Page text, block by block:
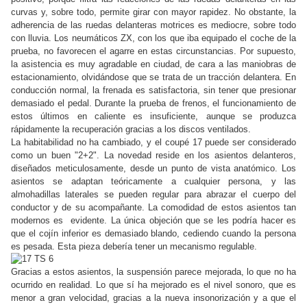
curvas y, sobre todo, permite girar con mayor rapidez. No obstante, la
adherencia de las ruedas delanteras motrices es mediocre, sobre todo
con lluvia. Los neumáticos ZX, con los que iba equipado el coche de la
prueba, no favorecen el agarre en estas circunstancias. Por supuesto,
la asistencia es muy agradable en ciudad, de cara a las maniobras de
estacionamiento, olvidándose que se trata de un tracción delantera. En
conducción normal, la frenada es satisfactoria, sin tener que presionar
demasiado el pedal. Durante la prueba de frenos, el funcionamiento de
estos últimos en caliente es insuficiente, aunque se produzca
rápidamente la recuperación gracias a los discos ventilados.
La habitabilidad no ha cambiado, y el coupé 17 puede ser considerado
como un buen "2+2". La novedad reside en los asientos delanteros,
diseñados meticulosamente, desde un punto de vista anatómico. Los
asientos se adaptan teóricamente a cualquier persona, y las
almohadillas laterales se pueden regular para abrazar el cuerpo del
conductor y de su acompañante. La comodidad de estos asientos tan
modernos es evidente. La única objeción que se les podría hacer es
que el cojín inferior es demasiado blando, cediendo cuando la persona
es pesada. Esta pieza debería tener un mecanismo regulable.
Gracias a estos asientos, la suspensión parece mejorada, lo que no ha
ocurrido en realidad. Lo que sí ha mejorado es el nivel sonoro, que es
menor a gran velocidad, gracias a la nueva insonorización y a que el